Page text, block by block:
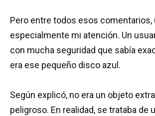
Pero entre todos esos comentarios,
especialmente mi atención. Un
con mucha seguridad que sabía
era ese pequeño disco azul.
Según explicó, no era un objeto
peligroso. En realidad, se trataba de